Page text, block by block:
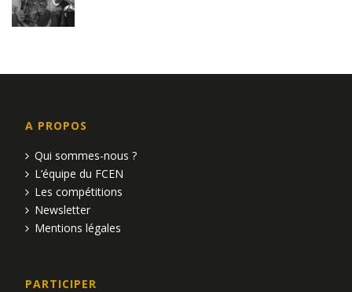
A PROPOS
Qui sommes-nous ?
L’équipe du FCEN
Les compétitions
Newsletter
Mentions légales
PARTICIPER